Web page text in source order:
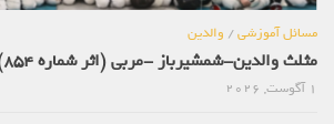
مسائل آموزشی/والدین
مثلث والدین-شمشیرباز -مربی (اثر شماره 854)